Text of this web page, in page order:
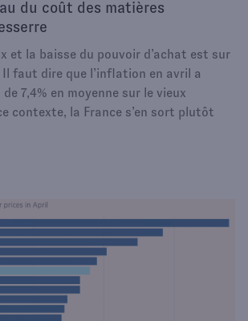
du coût des matières
et la baisse du pouvoir d’achat est sur
faut dire que l’inflation en avril a
7,4% en moyenne sur le vieux
contexte, la France s’en sort plutôt